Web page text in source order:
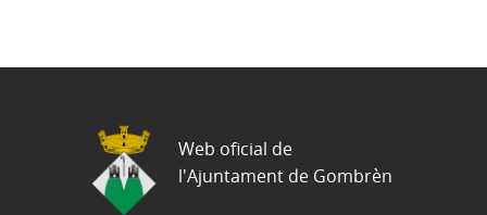
Web oficial de
l'Ajuntament de Gombrèn